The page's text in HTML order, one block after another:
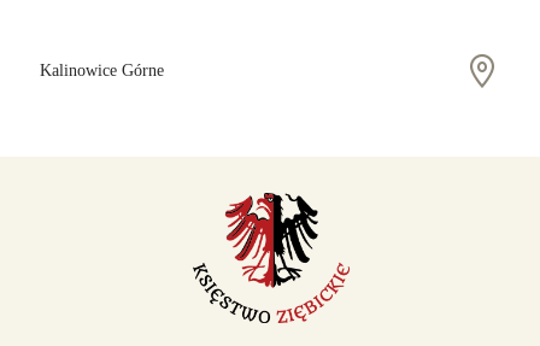
Kalinowice Górne